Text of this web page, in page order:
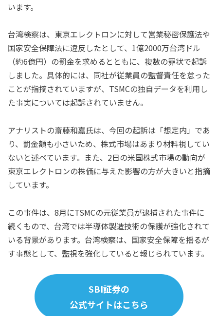
います。
台湾検察は、東京エレクトロンに対して営業秘密保護法や
国家安全保障法に違反したとして、1億2000万台湾ドル
（約6億円）の罰金を求めるとともに、複数の罪状で起訴
しました。具体的には、同社が従業員の監督責任を怠った
ことが指摘されていますが、TSMCの独自データを利用し
た事実については起訴されていません。
アナリストの斎藤和嘉氏は、今回の起訴は「想定内」であ
り、罰金額も小さいため、株式市場はあまり材料視してい
ないと述べています。また、2日の米国株式市場の動向が
東京エレクトロンの株価に与えた影響の方が大きいと指摘
しています。
この事件は、8月にTSMCの元従業員が逮捕された事件に
続くもので、台湾では半導体製造技術の保護が強化されて
いる背景があります。台湾検察は、国家安全保障を揺るが
す事態として、監視を強化していると報じられています。
SBI証券の
公式サイトはこちら